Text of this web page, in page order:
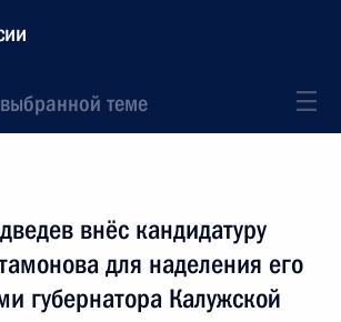
теме
внёс кандидатуру
для наделения его
губернатора Калужской